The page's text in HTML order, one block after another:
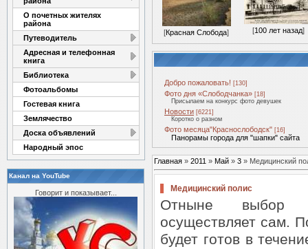
О почетных жителях
района
Путеводитель
Адресная и телефонная
книга
Библиотека
Фотоальбомы
Гостевая книга
Землячество
Доска объявлений
Народный эпос
Канал на YouTube
Говорит и показывает...
[Красная Слобода] [100 лет назад]
Добро пожаловать! [130]
Фото дня «Слободчанка» [18]
Присылаем на конкурс фото девушек
Новости [6221]
Коротко о разном
Фото месяца"Краснослободск" [16]
Панорамы города для "шапки" сайта
Главная » 2011 » Май » 3 » Медицинский
Медицинский полис
Отныне выбор
осуществляет сам.
будет готов в